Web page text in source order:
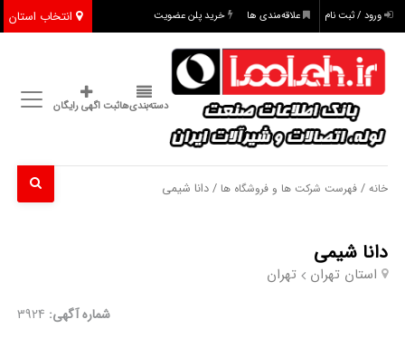
انتخاب استان ورود / ثبت نام علاقه‌مندی ها خرید پلن عضویت
دسته‌بندی‌هاثبت اگهی رایگان
خانه /فهرست شرکت ها و فروشگاه ها / دانا شیمی
دانا شیمی
استان تهران تهران
شماره آگهی: 3924